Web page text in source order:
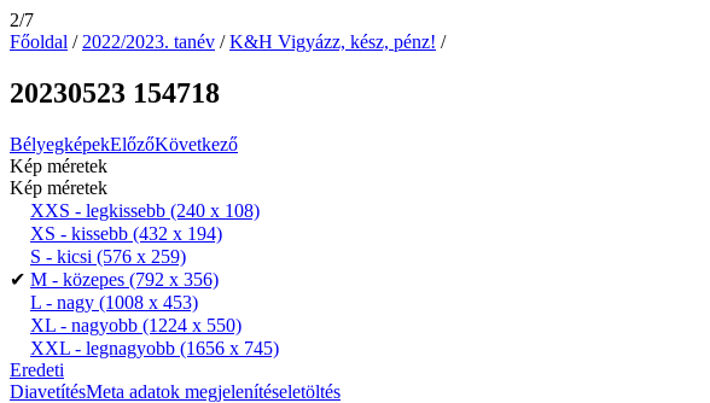
2/7
Főoldal / 2022/2023. tanév /K&H Vigyázz, kész, pénz! /
20230523 154718
BélyegképekElőzőKövetkező
Kép méretek
Kép méretek
XXS - legkissebb (240 x 108)
XS - kissebb (432 x 194)
S - kicsi (576 x 259)
✔ M - közepes (792 x 356)
L - nagy (1008 x 453)
XL - nagyobb (1224 x 550)
XXL - legnagyobb (1656 x 745)
Eredeti
DiavetítésMeta adatok megjelenítéseletöltés